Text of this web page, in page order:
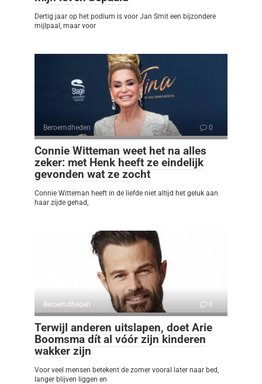
Dertig jaar op het podium is voor Jan Smit een bijzondere
mijlpaal, maar voor
Beroemdheden 0
Connie Witteman weet het na alles
zeker: met Henk heeft ze eindelijk
gevonden wat ze zocht
Connie Witteman heeft in de liefde niet altijd het geluk aan
haar zijde gehad,
Beroemdheden 0
Terwijl anderen uitslapen, doet Arie
Boomsma dít al vóór zijn kinderen
wakker zijn
Voor veel mensen betekent de zomer vooral later naar bed,
langer blijven liggen en